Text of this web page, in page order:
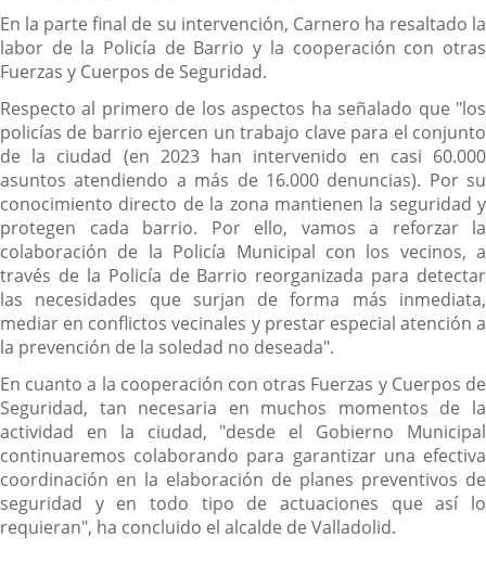
En la parte final de su intervención, Carnero ha resaltado la
labor de la Policía de Barrio y la cooperación con otras
Fuerzas y Cuerpos de Seguridad.
Respecto al primero de los aspectos ha señalado que "los
policías de barrio ejercen un trabajo clave para el conjunto
de la ciudad (en 2023 han intervenido en casi 60.000
asuntos atendiendo a más de 16.000 denuncias). Por su
conocimiento directo de la zona mantienen la seguridad y
protegen cada barrio. Por ello, vamos a reforzar la
colaboración de la Policía Municipal con los vecinos, a
través de la Policía de Barrio reorganizada para detectar
las necesidades que surjan de forma más inmediata,
mediar en conflictos vecinales y prestar especial atención a
la prevención de la soledad no deseada".
En cuanto a la cooperación con otras Fuerzas y Cuerpos de
Seguridad, tan necesaria en muchos momentos de la
actividad en la ciudad, "desde el Gobierno Municipal
continuaremos colaborando para garantizar una efectiva
coordinación en la elaboración de planes preventivos de
seguridad y en todo tipo de actuaciones que así lo
requieran", ha concluido el alcalde de Valladolid.